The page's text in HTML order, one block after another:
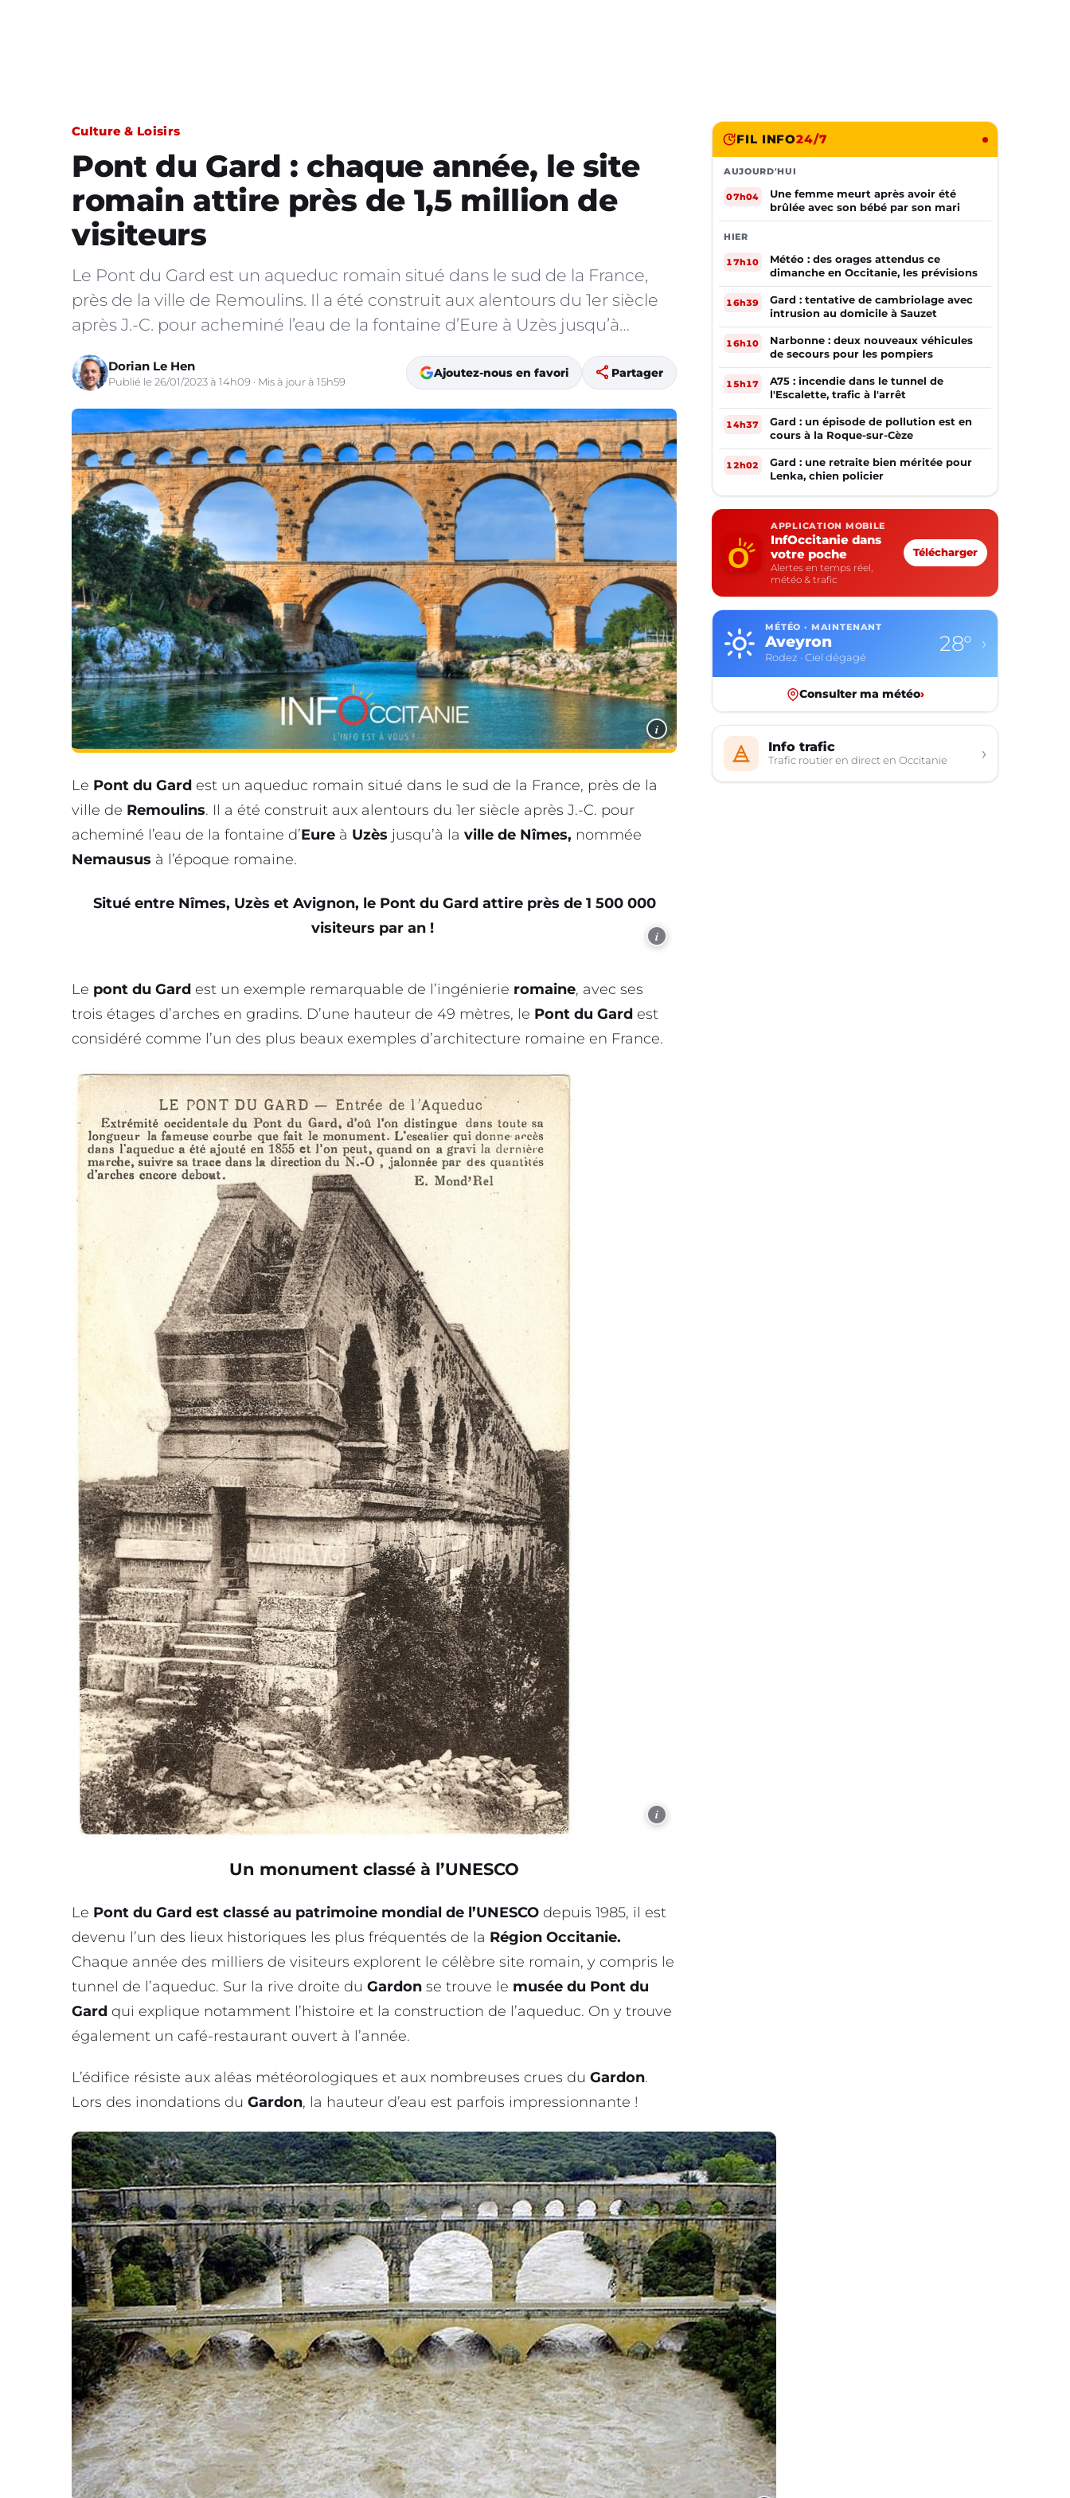
Culture & Loisirs
Pont du Gard : chaque année, le site
romain attire près de 1,5 million de
visiteurs
Le Pont du Gard est un aqueduc romain situé dans le sud de la France,
près de la ville de Remoulins. Il a été construit aux alentours du 1er siècle
après J.-C. pour acheminé l’eau de la fontaine d’Eure à Uzès jusqu’à…
Dorian Le Hen
Publié le 26/01/2023 à 14h09 · Mis à jour à 15h59
Ajoutez-nous en favori share Partager
i
Le Pont du Gard est un aqueduc romain situé dans le sud de la France, près de la
ville de Remoulins. Il a été construit aux alentours du 1er siècle après J.-C. pour
acheminé l’eau de la fontaine d’Eure à Uzès jusqu’à la ville de Nîmes, nommée
Nemausus à l’époque romaine.
Situé entre Nîmes, Uzès et Avignon, le Pont du Gard attire près de 1 500 000
visiteurs par an !
i
Le pont du Gard est un exemple remarquable de l’ingénierie romaine, avec ses
trois étages d’arches en gradins. D’une hauteur de 49 mètres, le Pont du Gard est
considéré comme l’un des plus beaux exemples d’architecture romaine en France.
i
Un monument classé à l’UNESCO
Le Pont du Gard est classé au patrimoine mondial de l’UNESCO depuis 1985, il est
devenu l’un des lieux historiques les plus fréquentés de la Région Occitanie.
Chaque année des milliers de visiteurs explorent le célèbre site romain, y compris le
tunnel de l’aqueduc. Sur la rive droite du Gardon se trouve le musée du Pont du
Gard qui explique notamment l’histoire et la construction de l’aqueduc. On y trouve
également un café-restaurant ouvert à l’année.
L’édifice résiste aux aléas météorologiques et aux nombreuses crues du Gardon.
Lors des inondations du Gardon, la hauteur d’eau est parfois impressionnante !
FIL INFO24/7
AUJOURD'HUI
07h04
Une femme meurt après avoir été
brûlée avec son bébé par son mari
HIER
17h10
Météo : des orages attendus ce
dimanche en Occitanie, les prévisions
16h39
Gard : tentative de cambriolage avec
intrusion au domicile à Sauzet
16h10
Narbonne : deux nouveaux véhicules
de secours pour les pompiers
15h17
A75 : incendie dans le tunnel de
l'Escalette, trafic à l'arrêt
14h37
Gard : un épisode de pollution est en
cours à la Roque-sur-Cèze
12h02
Gard : une retraite bien méritée pour
Lenka, chien policier
APPLICATION MOBILE
InfOccitanie dans
votre poche
Alertes en temps réel,
météo & trafic
Télécharger
MÉTÉO · MAINTENANT
Aveyron
Rodez · Ciel dégagé
28° ›
Consulter ma météo›
Info trafic
Trafic routier en direct en Occitanie ›